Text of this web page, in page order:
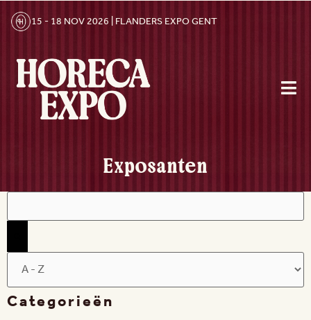
15 - 18 NOV 2026 | FLANDERS EXPO GENT
Exposanten
Filters
Categorieën